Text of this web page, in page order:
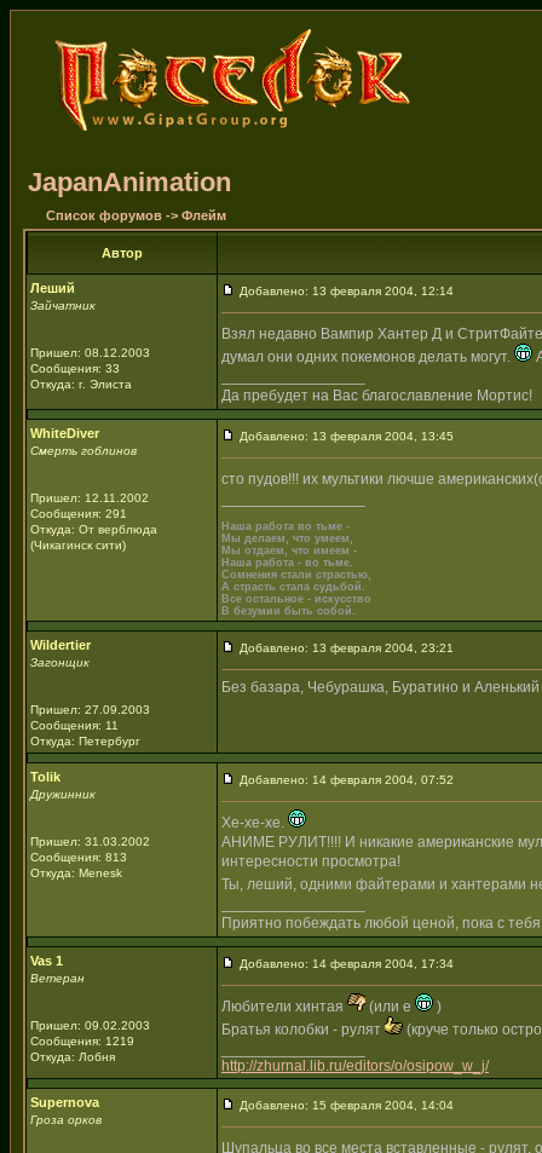
JapanAnimation
Список форумов -> Флейм
Автор
Леший
Зайчатник
Пришел: 08.12.2003
Сообщения: 33
Откуда: г. Элиста
Добавлено: 13 февраля 2004, 12:14
Взял недавно Вампир Хантер Д и
думал они одних покемонов делать могут.
Да пребудет на Вас благославление Мортис!
WhiteDiver
Смерть гоблинов
Пришел: 12.11.2002
Сообщения: 291
Откуда: От верблюда
(Чикагинск сити)
Добавлено: 13 февраля 2004, 13:45
сто пудов!!! их мультики лючше
Наша работа во тьме -
Мы делаем, что умеем,
Мы отдаем, что имеем -
Наша работа - во тьме.
Сомнения стали страстью,
А страсть стала судьбой.
Все остальное - искусство
В безумии быть собой.
Wildertier
Загонщик
Пришел: 27.09.2003
Сообщения: 11
Откуда: Петербург
Добавлено: 13 февраля 2004, 23:21
Без базара, Чебурашка, Буратино и Аленький
Tolik
Дружинник
Пришел: 31.03.2002
Сообщения: 813
Откуда: Menesk
Добавлено: 14 февраля 2004, 07:52
Хе-хе-хе.
АНИМЕ РУЛИТ!!!! И никакие американские
интересности просмотра!
Ты, леший, одними файтерами и хантерами
Приятно побеждать любой ценой, пока с
Vas 1
Ветеран
Пришел: 09.02.2003
Сообщения: 1219
Откуда: Лобня
Добавлено: 14 февраля 2004, 17:34
Любители хинтая (или е
)
Братья колобки - рулят
(круче только
http://zhurnal.lib.ru/editors/o/osipow_w_j/
Supernova
Гроза орков
Добавлено: 15 февраля 2004, 14:04
Шупальца во все места вставленные - рулят,